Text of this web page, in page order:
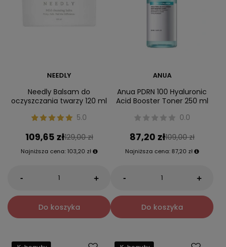
NEEDLY
Needly Balsam do
oczyszczania twarzy 120 ml
5.0
109,65 zł129,00 zł
Najniższa cena: 103,20 zł
- +
Do koszyka
ANUA
Anua PDRN 100 Hyaluronic
Acid Booster Toner 250 ml
0.0
87,20 zł109,00 zł
Najniższa cena: 87,20 zł
- +
Do koszyka